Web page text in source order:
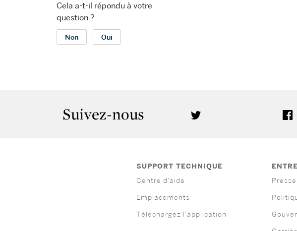
Cela a-t-il répondu à votre
question ?
Non Oui
Suivez-nous
SUPPORT TECHNIQUE
Centre d'aide
Emplacements
Téléchargez l'application
Presse